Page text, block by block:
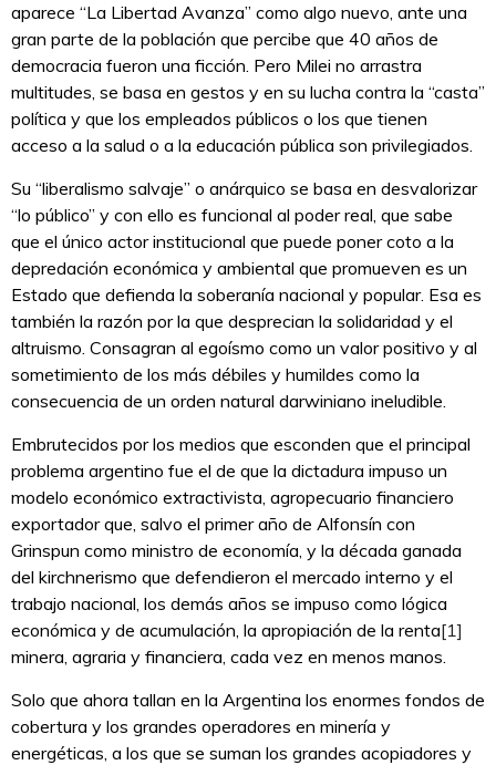
aparece “La Libertad Avanza” como algo nuevo, ante una
gran parte de la población que percibe que 40 años de
democracia fueron una ficción. Pero Milei no arrastra
multitudes, se basa en gestos y en su lucha contra la “casta”
política y que los empleados públicos o los que tienen
acceso a la salud o a la educación pública son privilegiados.
Su “liberalismo salvaje” o anárquico se basa en desvalorizar
“lo público” y con ello es funcional al poder real, que sabe
que el único actor institucional que puede poner coto a la
depredación económica y ambiental que promueven es un
Estado que defienda la soberanía nacional y popular. Esa es
también la razón por la que desprecian la solidaridad y el
altruismo. Consagran al egoísmo como un valor positivo y al
sometimiento de los más débiles y humildes como la
consecuencia de un orden natural darwiniano ineludible.
Embrutecidos por los medios que esconden que el principal
problema argentino fue el de que la dictadura impuso un
modelo económico extractivista, agropecuario financiero
exportador que, salvo el primer año de Alfonsín con
Grinspun como ministro de economía, y la década ganada
del kirchnerismo que defendieron el mercado interno y el
trabajo nacional, los demás años se impuso como lógica
económica y de acumulación, la apropiación de la renta[1]
minera, agraria y financiera, cada vez en menos manos.
Solo que ahora tallan en la Argentina los enormes fondos de
cobertura y los grandes operadores en minería y
energéticas, a los que se suman los grandes acopiadores y